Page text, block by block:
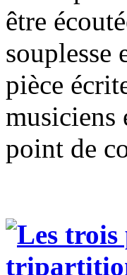
être
souplesse
pièce
musiciens
point de